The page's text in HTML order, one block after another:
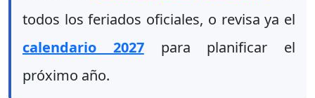
todos los feriados oficiales, o revisa ya el
calendario 2027para planificar el
próximo año.